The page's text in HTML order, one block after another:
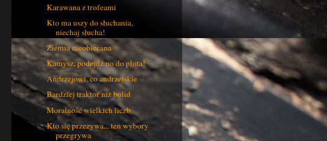
Karawana z trofeami
Kto ma uszy do słuchania,
niechaj słucha!
Ziemia nieobiecana
Kamysz, podejdź no do płota!
Andrzejowi, co andrzejskie
Bardziej traktor niż bolid
Moralność wielkich liczb
Kto się przezywa... ten wybory
przegrywa